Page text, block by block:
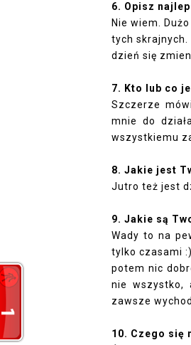
6. Opisz
Nie wiem.
tych skrajnych.
dzień się
7. Kto lub co
Szczerze
mnie do
wszystkiemu
8. Jakie jest
Jutro też jest
9. Jakie są
Wady to na
tylko czasami
potem nic
nie wszystko,
zawsze
10. Czego się